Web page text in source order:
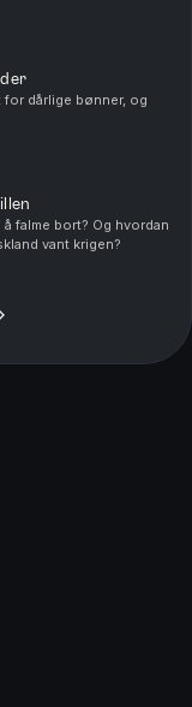
dårlige bønner, og
falme bort? Og hvordan
vant krigen?